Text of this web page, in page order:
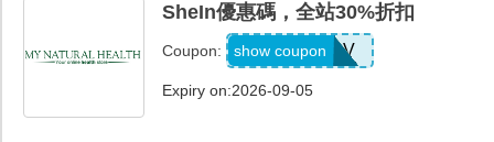
SheIn優惠碼，全站30%折扣
Coupon: W2CB88V
show coupon
Expiry on:2026-09-05